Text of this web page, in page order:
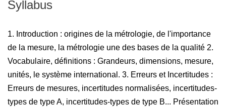
Syllabus
1. Introduction : origines de la métrologie, de l'importance
de la mesure, la métrologie une des bases de la qualité 2.
Vocabulaire, définitions : Grandeurs, dimensions, mesure,
unités, le système international. 3. Erreurs et Incertitudes :
Erreurs de mesures, incertitudes normalisées, incertitudes-
types de type A, incertitudes-types de type B... Présentation